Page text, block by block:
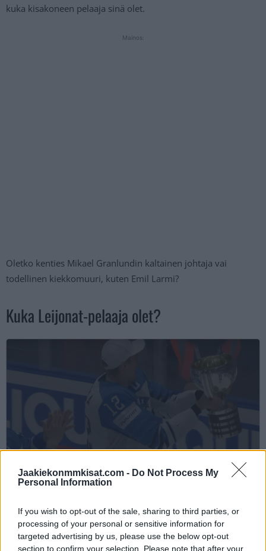
Jaakiekonmmkisat.com - Do Not Process My
Personal Information
If you wish to opt-out of the sale, sharing to third parties, or
processing of your personal or sensitive information for
targeted advertising by us, please use the below opt-out
section to confirm your selection. Please note that after your
kuka kisakoneen pelaaja sinä olet.
Mainos:
Oletko kenties Mikael Granlundin kaltainen johtaja vai
todellinen kiekkomuuri, kuten Emil Larmi?
Kuka Leijonat-pelaaja olet?